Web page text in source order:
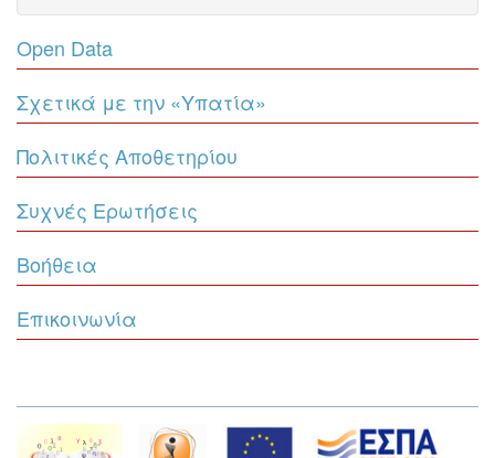
Open Data
Σχετικά με την «Υπατία»
Πολιτικές Αποθετηρίου
Συχνές Ερωτήσεις
Βοήθεια
Επικοινωνία